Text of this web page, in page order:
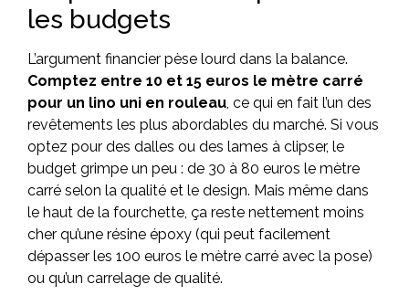
les budgets
L’argument financier pèse lourd dans la balance.
Comptez entre 10 et 15 euros le mètre carré
pour un lino uni en rouleau, ce qui en fait l’un des
revêtements les plus abordables du marché. Si vous
optez pour des dalles ou des lames à clipser, le
budget grimpe un peu : de 30 à 80 euros le mètre
carré selon la qualité et le design. Mais même dans
le haut de la fourchette, ça reste nettement moins
cher qu’une résine époxy (qui peut facilement
dépasser les 100 euros le mètre carré avec la pose)
ou qu’un carrelage de qualité.